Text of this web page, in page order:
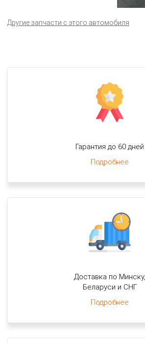
Другие запчасти с этого автомобиля
Гарантия до 60 дней
Подробнее
Доставка по Минску,
Беларуси и СНГ
Подробнее